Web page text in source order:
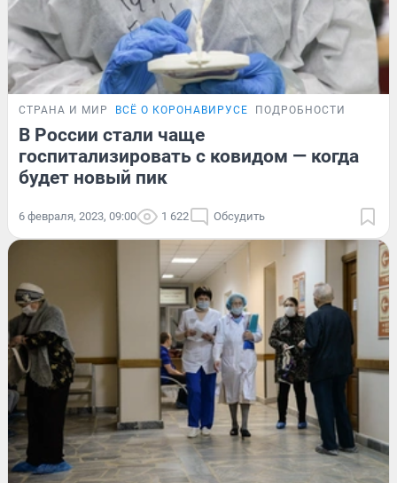
СТРАНА И МИР ВСЁ О КОРОНАВИРУСЕ ПОДРОБНОСТИ
В России стали чаще
госпитализировать с ковидом — когда
будет новый пик
6 февраля, 2023, 09:00 1 622 Обсудить